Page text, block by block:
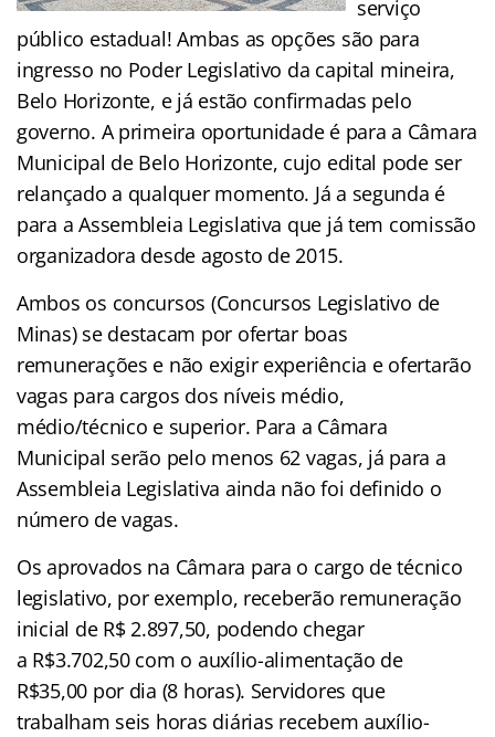
serviço
público estadual! Ambas as opções são para
ingresso no Poder Legislativo da capital mineira,
Belo Horizonte, e já estão confirmadas pelo
governo. A primeira oportunidade é para a Câmara
Municipal de Belo Horizonte, cujo edital pode ser
relançado a qualquer momento. Já a segunda é
para a Assembleia Legislativa que já tem comissão
organizadora desde agosto de 2015.
Ambos os concursos (Concursos Legislativo de
Minas) se destacam por ofertar boas
remunerações e não exigir experiência e ofertarão
vagas para cargos dos níveis médio,
médio/técnico e superior. Para a Câmara
Municipal serão pelo menos 62 vagas, já para a
Assembleia Legislativa ainda não foi definido o
número de vagas.
Os aprovados na Câmara para o cargo de técnico
legislativo, por exemplo, receberão remuneração
inicial de R$ 2.897,50, podendo chegar
a R$3.702,50 com o auxílio-alimentação de
R$35,00 por dia (8 horas). Servidores que
trabalham seis horas diárias recebem auxílio-